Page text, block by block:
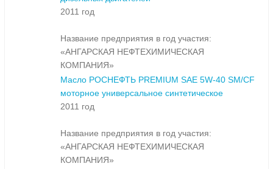
2011 год
Название предприятия в год участия:
«АНГАРСКАЯ НЕФТЕХИМИЧЕСКАЯ
КОМПАНИЯ»
Масло РОСНЕФТЬ PREMIUM SAE 5W-40 SM/CF
моторное универсальное синтетическое
2011 год
Название предприятия в год участия:
«АНГАРСКАЯ НЕФТЕХИМИЧЕСКАЯ
КОМПАНИЯ»